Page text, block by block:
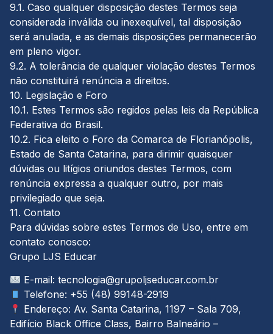
9.1. Caso qualquer disposição destes Termos seja
considerada inválida ou inexequível, tal disposição
será anulada, e as demais disposições permanecerão
em pleno vigor.
9.2. A tolerância de qualquer violação destes Termos
não constituirá renúncia a direitos.
10. Legislação e Foro
10.1. Estes Termos são regidos pelas leis da República
Federativa do Brasil.
10.2. Fica eleito o Foro da Comarca de Florianópolis,
Estado de Santa Catarina, para dirimir quaisquer
dúvidas ou litígios oriundos destes Termos, com
renúncia expressa a qualquer outro, por mais
privilegiado que seja.
11. Contato
Para dúvidas sobre estes Termos de Uso, entre em
contato conosco:
Grupo LJS Educar
E-mail: tecnologia@grupoljseducar.com.br
Telefone: +55 (48) 99148-2919
Endereço: Av. Santa Catarina, 1197 – Sala 709,
Edifício Black Office Class, Bairro Balneário –